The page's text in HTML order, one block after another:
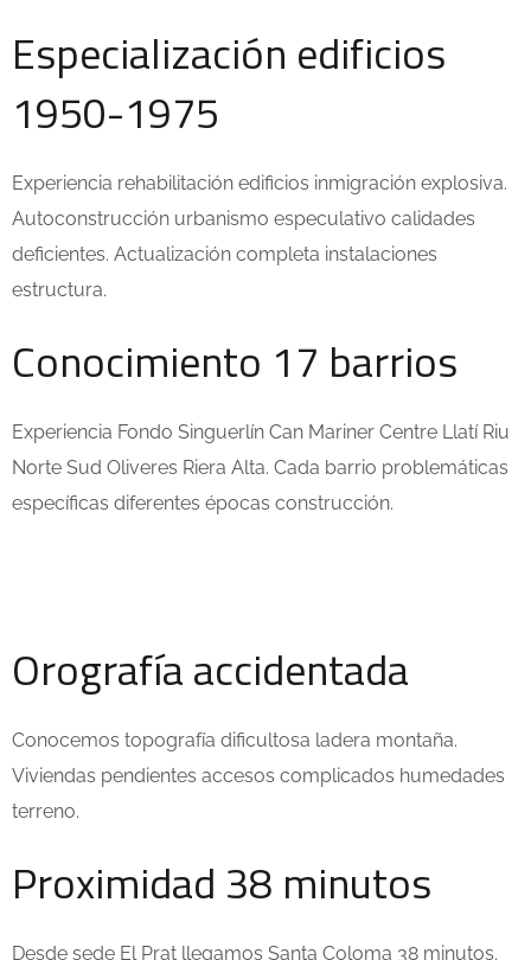
Especialización edificios
1950-1975
Experiencia rehabilitación edificios inmigración explosiva.
Autoconstrucción urbanismo especulativo calidades
deficientes. Actualización completa instalaciones
estructura.
Conocimiento 17 barrios
Experiencia Fondo Singuerlín Can Mariner Centre Llatí Riu
Norte Sud Oliveres Riera Alta. Cada barrio problemáticas
específicas diferentes épocas construcción.
Orografía accidentada
Conocemos topografía dificultosa ladera montaña.
Viviendas pendientes accesos complicados humedades
terreno.
Proximidad 38 minutos
Desde sede El Prat llegamos Santa Coloma 38 minutos.